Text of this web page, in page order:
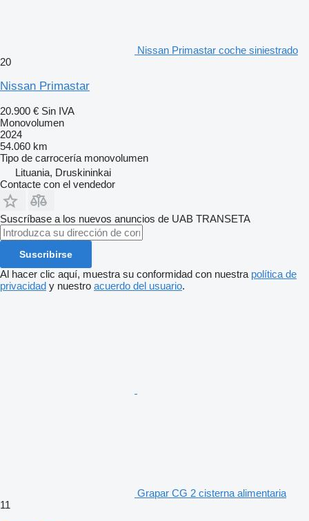
Nissan Primastar coche siniestrado
20
Nissan Primastar
20.900 € Sin IVA
Monovolumen
2024
54.060 km
Tipo de carrocería monovolumen
Lituania, Druskininkai
Contacte con el vendedor
Suscríbase a los nuevos anuncios de UAB TRANSETA
Suscribirse
Al hacer clic aquí, muestra su conformidad con nuestra política de
privacidad y nuestro acuerdo del usuario.
Grapar CG 2 cisterna alimentaria
11